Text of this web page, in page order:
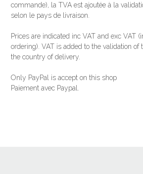
commande), la TVA est ajoutée à la
selon le pays de livraison.
Prices are indicated inc VAT and exc VAT (
ordering). VAT is added to the validation of
the country of delivery.
Only PayPal is accept on this shop
Paiement avec Paypal.